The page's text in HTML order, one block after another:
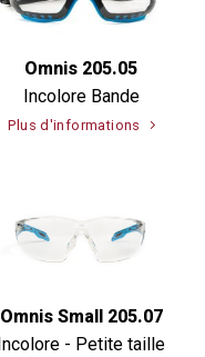
Omnis 205.05
Incolore Bande
Plus d'informations
Omnis Small 205.07
Incolore - Petite taille